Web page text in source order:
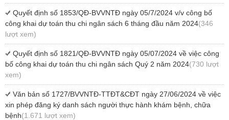
Quyết định số 1853/QĐ-BVVNTĐ ngày 05/7/2024 v/v công bố
công khai dự toán thu chi ngân sách 6 tháng đầu năm 2024(346
lượt xem)
Quyết định số 1821/QĐ-BVVNTĐ ngày 05/07/2024 về việc công
bố công khai dự toán thu chi ngân sách Quý 2 năm 2024(730 lượt
xem)
Văn bản số 1727/BVVNTĐ-TTĐT&CĐT ngày 27/06/2024 về việc
xin phép đăng ký danh sách người thực hành khám bệnh, chữa
bệnh(1.671 lượt xem)